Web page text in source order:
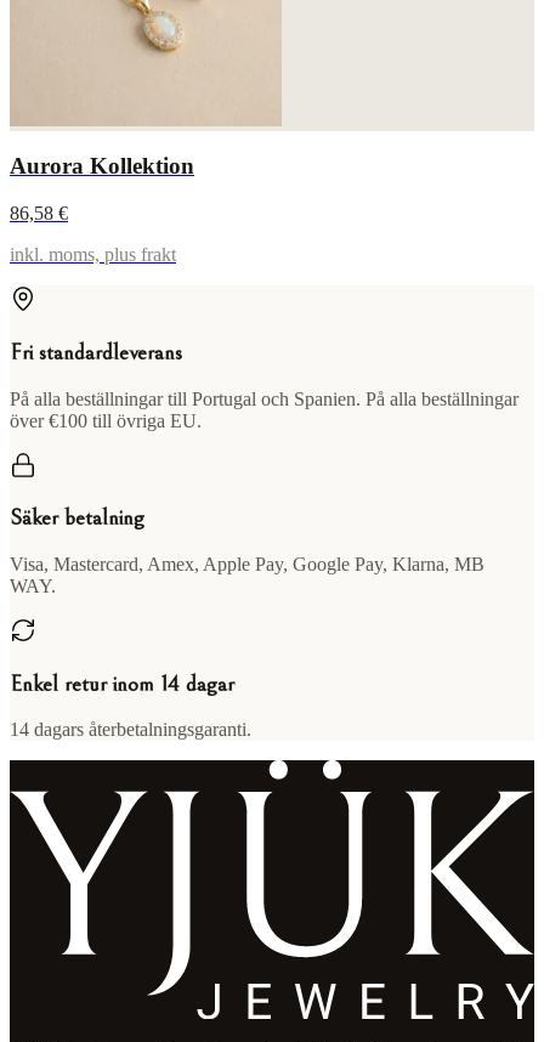
Aurora Kollektion
86,58 €
inkl. moms, plus frakt
Fri standardleverans
På alla beställningar till Portugal och Spanien. På alla beställningar
över €100 till övriga EU.
Säker betalning
Visa, Mastercard, Amex, Apple Pay, Google Pay, Klarna, MB
WAY.
Enkel retur inom 14 dagar
14 dagars återbetalningsgaranti.